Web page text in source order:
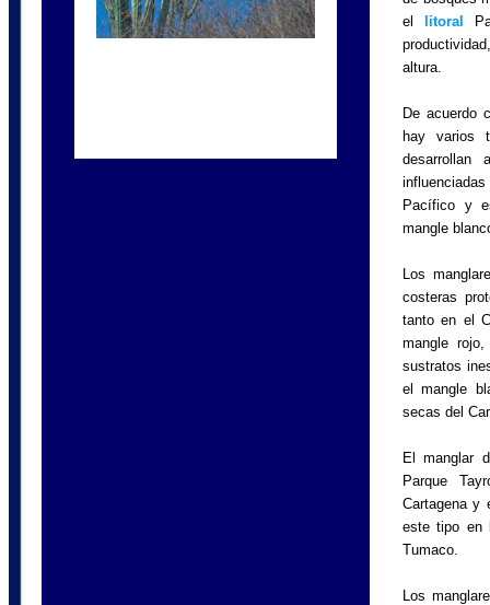
el
litoral
altura.
De acuerdo
hay varios
Pacífico y
mangle
Los
costeras
tanto en el
mangle
sustratos
el mangle
secas del
El manglar
Parque
Cartagena y
este tipo en
Tumaco.
Los